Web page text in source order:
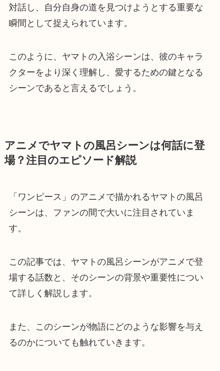
対話し、自分自身の道を見つけようとする重要な
瞬間として捉えられています。
このように、ヤマトの入浴シーンは、彼のキャラ
クターをより深く理解し、愛するための鍵となる
シーンであると言えるでしょう。
アニメでヤマトの風呂シーンは何話に登
場？注目のエピソード解説
「ワンピース」のアニメで描かれるヤマトの風呂
シーンは、ファンの間で大いに注目されていま
す。
この記事では、ヤマトの風呂シーンがアニメで登
場する話数と、そのシーンの背景や重要性につい
て詳しく解説します。
また、このシーンが物語にどのような影響を与え
るのかについても触れていきます。